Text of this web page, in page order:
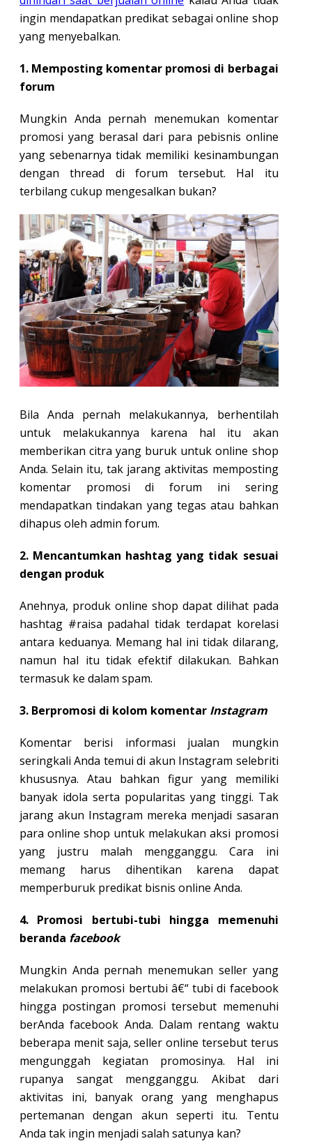
ingin mendapatkan predikat sebagai online shop
yang menyebalkan.
1. Memposting komentar promosi di berbagai
forum
Mungkin Anda pernah menemukan komentar
promosi yang berasal dari para pebisnis online
yang sebenarnya tidak memiliki kesinambungan
dengan thread di forum tersebut. Hal itu
terbilang cukup mengesalkan bukan?
Bila Anda pernah melakukannya, berhentilah
untuk melakukannya karena hal itu akan
memberikan citra yang buruk untuk online shop
Anda. Selain itu, tak jarang aktivitas memposting
komentar promosi di forum ini sering
mendapatkan tindakan yang tegas atau bahkan
dihapus oleh admin forum.
2. Mencantumkan hashtag yang tidak sesuai
dengan produk
Anehnya, produk online shop dapat dilihat pada
hashtag #raisa padahal tidak terdapat korelasi
antara keduanya. Memang hal ini tidak dilarang,
namun hal itu tidak efektif dilakukan. Bahkan
termasuk ke dalam spam.
3. Berpromosi di kolom komentar Instagram
Komentar berisi informasi jualan mungkin
seringkali Anda temui di akun Instagram selebriti
khususnya. Atau bahkan figur yang memiliki
banyak idola serta popularitas yang tinggi. Tak
jarang akun Instagram mereka menjadi sasaran
para online shop untuk melakukan aksi promosi
yang justru malah mengganggu. Cara ini
memang harus dihentikan karena dapat
memperburuk predikat bisnis online Anda.
4. Promosi bertubi-tubi hingga memenuhi
beranda facebook
Mungkin Anda pernah menemukan seller yang
melakukan promosi bertubi â€“ tubi di facebook
hingga postingan promosi tersebut memenuhi
berAnda facebook Anda. Dalam rentang waktu
beberapa menit saja, seller online tersebut terus
mengunggah kegiatan promosinya. Hal ini
rupanya sangat mengganggu. Akibat dari
aktivitas ini, banyak orang yang menghapus
pertemanan dengan akun seperti itu. Tentu
Anda tak ingin menjadi salah satunya kan?